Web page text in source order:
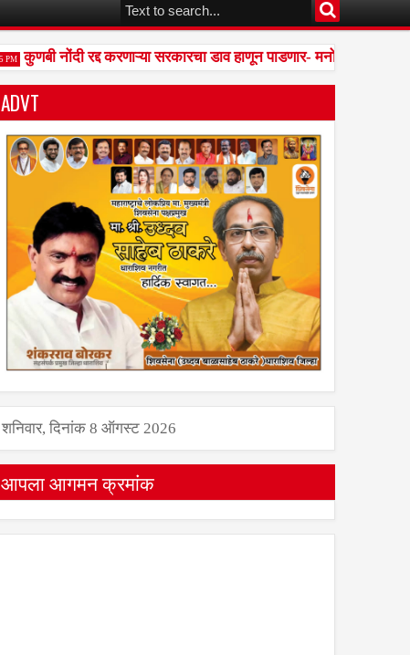
कुणबी नोंदी रद्द करणाऱ्या सरकारचा डाव हाणून पाडणार- मनोज जरांगे पाटील
ADVT
शनिवार, दिनांक 8 ऑगस्ट 2026
आपला आगमन क्रमांक